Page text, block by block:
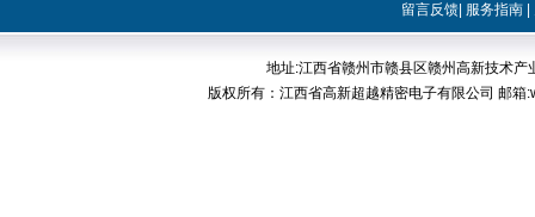
留言反馈 服务指南
地址:江西省赣州市赣县区赣州高新技术
版权所有：江西省高新超越精密电子有限公司 邮